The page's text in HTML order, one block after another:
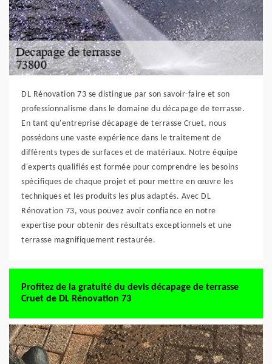
DL Rénovation 73 se distingue par son savoir-faire et son
professionnalisme dans le domaine du décapage de terrasse.
En tant qu'entreprise décapage de terrasse Cruet, nous
possédons une vaste expérience dans le traitement de
différents types de surfaces et de matériaux. Notre équipe
d'experts qualifiés est formée pour comprendre les besoins
spécifiques de chaque projet et pour mettre en œuvre les
techniques et les produits les plus adaptés. Avec DL
Rénovation 73, vous pouvez avoir confiance en notre
expertise pour obtenir des résultats exceptionnels et une
terrasse magnifiquement restaurée.
Profitez de la gratuité du devis décapage de terrasse
Cruet de DL Rénovation 73